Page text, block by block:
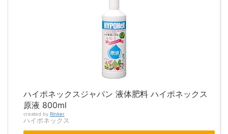
ハイポネックスジャパン 液体肥料 ハイポネックス
原液 800ml
created by Rinker
ハイポネックス